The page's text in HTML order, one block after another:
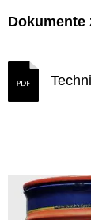
Dokumente